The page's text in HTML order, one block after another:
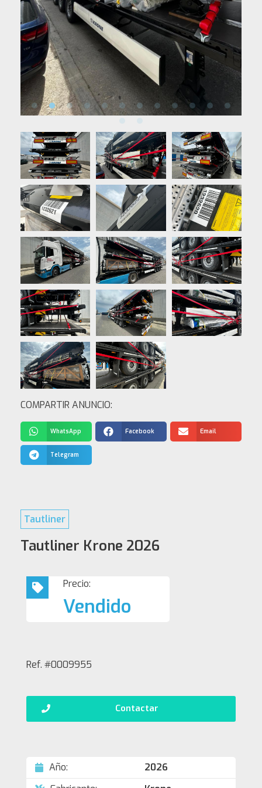
COMPARTIR ANUNCIO:
WhatsApp Facebook Email
Telegram
Tautliner
Tautliner Krone 2026
Precio:
Vendido
Ref. #0009955
Contactar
Año:
2026